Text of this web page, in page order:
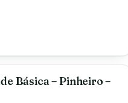
Básica – Pinheiro –